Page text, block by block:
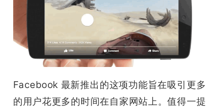
Facebook 最新推出的这项功能旨在吸引更多
的用户花更多的时间在自家网站上。值得一提